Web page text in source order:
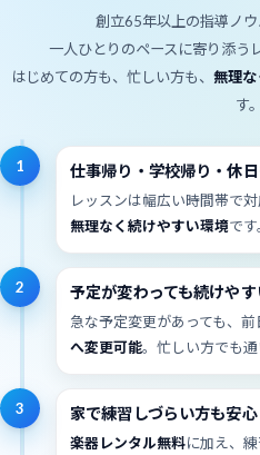
創立65年以上の指導ノウ
一人ひとりのペースに寄り添う
はじめての方も、忙しい方も、 無理
す。
1 仕事帰り・学校帰り・休
レッスンは幅広い時間帯で
無理なく続けやすい環境です
2 予定が変わっても続けや
急な予定変更があっても、
へ変更可能。忙しい方でも通
3 家で練習しづらい方も安心
楽器レンタル無料に加え、